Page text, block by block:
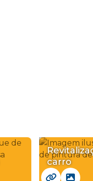
carro